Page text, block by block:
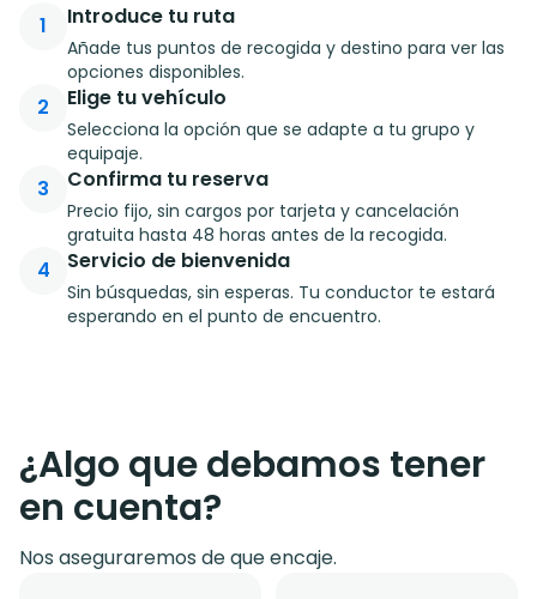
1 Introduce tu ruta
Añade tus puntos de recogida y destino para ver las
opciones disponibles.
2 Elige tu vehículo
Selecciona la opción que se adapte a tu grupo y
equipaje.
3 Confirma tu reserva
Precio fijo, sin cargos por tarjeta y cancelación
gratuita hasta 48 horas antes de la recogida.
4 Servicio de bienvenida
Sin búsquedas, sin esperas. Tu conductor te estará
esperando en el punto de encuentro.
¿Algo que debamos tener
en cuenta?
Nos aseguraremos de que encaje.